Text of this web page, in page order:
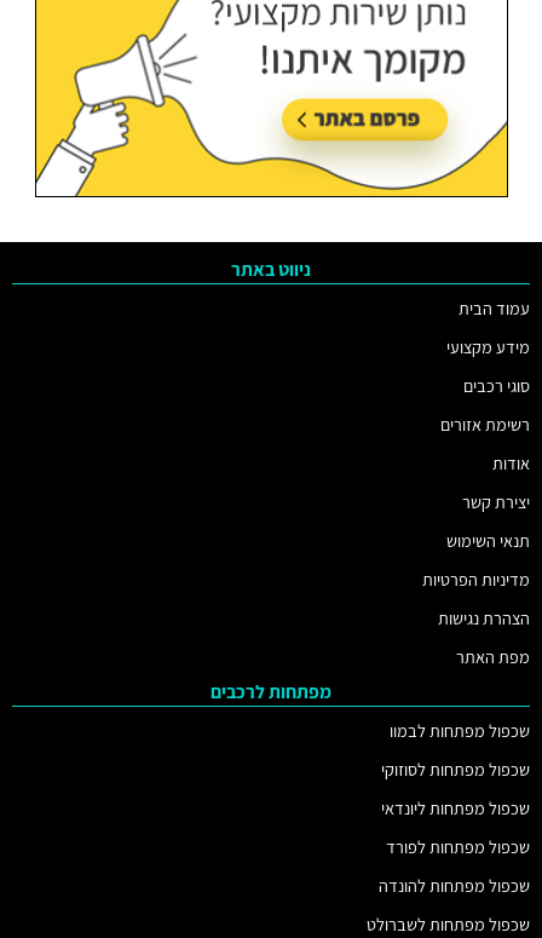
ניווט באתר
עמוד הבית
מידע מקצועי
סוגי רכבים
רשימת אזורים
אודות
יצירת קשר
תנאי השימוש
מדיניות הפרטיות
הצהרת נגישות
מפת האתר
מפתחות לרכבים
שכפול מפתחות לבמוו
שכפול מפתחות לסוזוקי
שכפול מפתחות ליונדאי
שכפול מפתחות לפורד
שכפול מפתחות להונדה
שכפול מפתחות לשברולט